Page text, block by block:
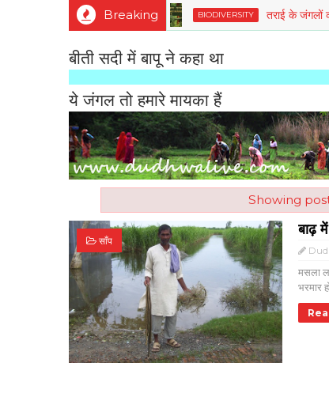
Breaking BIODIVERSITY तराई के जंगलों की
बीती सदी में बापू ने कहा था
ये जंगल तो हमारे मायका हैं
Showing
साँप
बाढ़
मसला
भरमार